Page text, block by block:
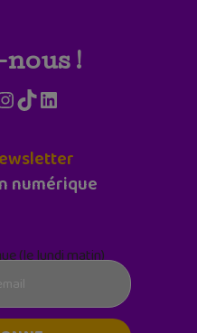
!
TikTokLinkedIn
numérique
(le lundi matin)